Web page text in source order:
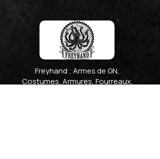
Freyhand ; Armes de GN,
Costumes, Armures, Fourreaux,